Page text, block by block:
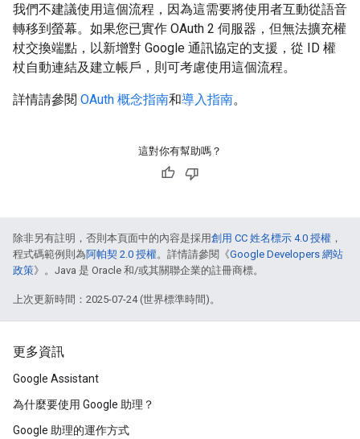
我們不建議使用這個流程，因為這需要將使用者互動從語音
轉移到螢幕。如果您已實作 OAuth 2 伺服器，但無法擴充權
杖交換端點，以新增對 Google 通訊協定的支援，從 ID 權
杖自動連結及建立帳戶，則可考慮使用這個流程。
詳情請參閱 OAuth 概念指南和導入指南。
這對你有幫助嗎？
除非另有註明，否則本頁面中的內容是採用創用 CC 姓名標示 4.0 授權 ，
程式碼範例則為阿帕契 2.0 授權。詳情請參閱《Google Developers 網站
政策》。Java 是 Oracle 和/或其關聯企業的註冊商標。
上次更新時間：2025-07-24 (世界標準時間)。
更多資訊
Google Assistant
為什麼要使用 Google 助理？
Google 助理的運作方式